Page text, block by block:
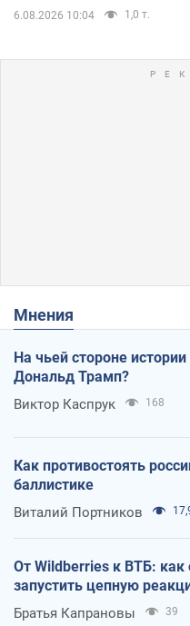
6.08.2026 10:04 1,0 т.
Мнения
На чьей стороне
Дональд Трамп?
Виктор Каспрук 168
Как противостоять
баллистике
Виталий Портников
От Wildberries к ВТБ:
запустить цепную
Братья Капрановы 39